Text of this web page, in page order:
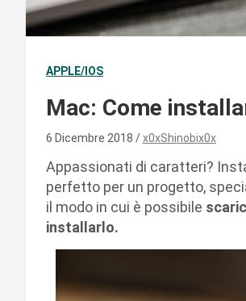
APPLE/IOS
Mac: Come
6 Dicembre 2018 x0xShinobix0x
Appassionati di caratteri?
perfetto per un progetto,
il modo in cui è possibile
installarlo.